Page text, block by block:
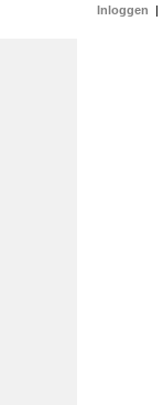
Inloggen |